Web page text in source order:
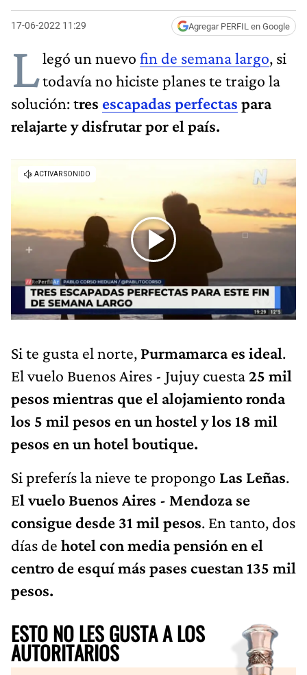
17-06-2022 11:29 Agregar PERFIL en Google
Llegó un nuevo fin de semana largo, si
todavía no hiciste planes te traigo la
solución: tres escapadas perfectas para
relajarte y disfrutar por el país.
Si te gusta el norte, Purmamarca es ideal.
El vuelo Buenos Aires - Jujuy cuesta25 mil
pesos mientras que el alojamiento ronda
los 5 mil pesos en un hostel y los 18 mil
pesos en un hotel boutique.
Si preferís la nieve te propongo Las Leñas.
El vuelo Buenos Aires - Mendoza se
consigue desde 31 mil pesos. En tanto, dos
días de hotel con media pensión en el
centro de esquí más pases cuestan 135 mil
pesos.
ESTO NO LES GUSTA A LOS
AUTORITARIOS